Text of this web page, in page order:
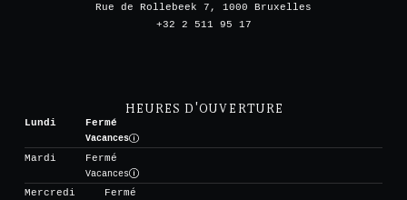
Rue de Rollebeek 7, 1000 Bruxelles
+32 2 511 95 17
HEURES D'OUVERTURE
Lundi
Fermé
Vacances
Mardi
Fermé
Vacances
Mercredi
Fermé